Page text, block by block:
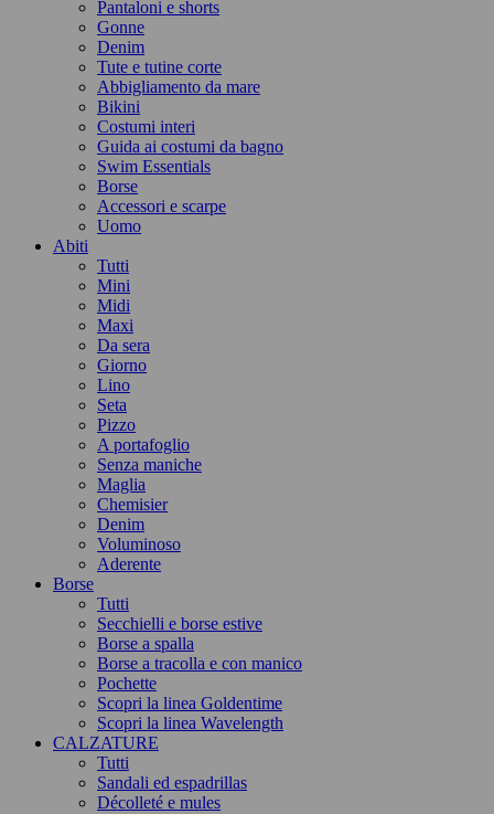
Pantaloni e shorts
Gonne
Denim
Tute e tutine corte
Abbigliamento da mare
Bikini
Costumi interi
Guida ai costumi da bagno
Swim Essentials
Borse
Accessori e scarpe
Uomo
Abiti
Tutti
Mini
Midi
Maxi
Da sera
Giorno
Lino
Seta
Pizzo
A portafoglio
Senza maniche
Maglia
Chemisier
Denim
Voluminoso
Aderente
Borse
Tutti
Secchielli e borse estive
Borse a spalla
Borse a tracolla e con manico
Pochette
Scopri la linea Goldentime
Scopri la linea Wavelength
CALZATURE
Tutti
Sandali ed espadrillas
Décolleté e mules